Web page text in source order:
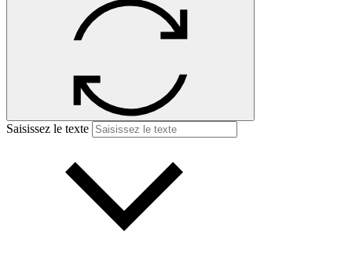
Saisissez le texte